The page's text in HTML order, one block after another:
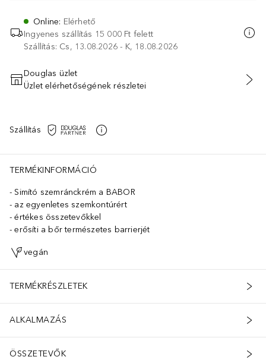
Online: Elérhető
Ingyenes szállítás 15 000 Ft felett
Szállítás: Cs, 13.08.2026 - K, 18.08.2026
KOSÁRBA HELYEZÉS
Douglas üzlet
Üzlet elérhetőségének részletei
Szállítás
TERMÉKINFORMÁCIÓ
Simító szemránckrém a BABOR
az egyenletes szemkontúrért
értékes összetevőkkel
erősíti a bőr természetes barrierjét
vegán
TERMÉKRÉSZLETEK
ALKALMAZÁS
ÖSSZETEVŐK